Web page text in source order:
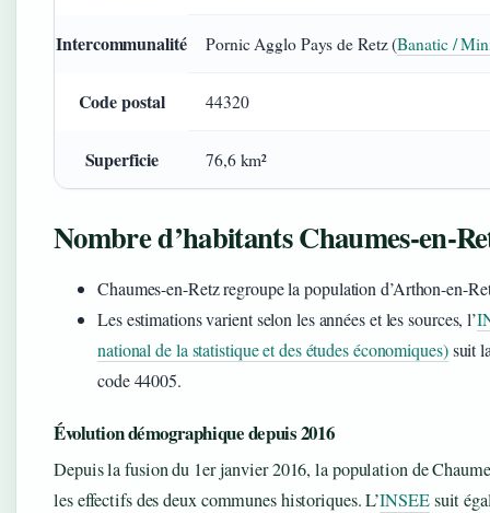
Intercommunalité Pornic Agglo Pays de Retz (Banatic /
Code postal 44320
Superficie 76,6 km²
Nombre d’habitants Chaumes-en-
Chaumes-en-Retz regroupe la population d’Arthon-en-
Les estimations varient selon les années et les sources, l’
national de la statistique et des études économiques)suit
code 44005.
Évolution démographique depuis 2016
Depuis la fusion du 1er janvier 2016, la population de
les effectifs des deux communes historiques. L’INSEEsuit